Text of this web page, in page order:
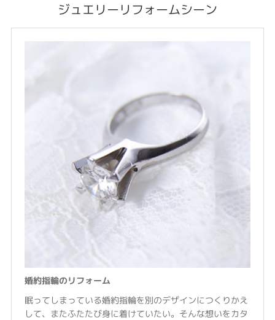
ジュエリーリフォームシーン
婚約指輪のリフォーム
眠ってしまっている婚約指輪を別のデザインにつくりかえ
して、またふたたび身に着けていたい。そんな想いをカタ